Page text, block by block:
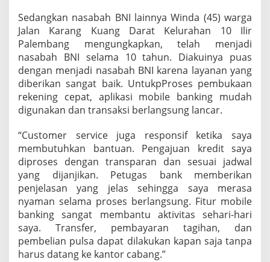
Sedangkan nasabah BNI lainnya Winda (45) warga
Jalan Karang Kuang Darat Kelurahan 10 Ilir
Palembang mengungkapkan, telah menjadi
nasabah BNI selama 10 tahun. Diakuinya puas
dengan menjadi nasabah BNI karena layanan yang
diberikan sangat baik. UntukpProses pembukaan
rekening cepat, aplikasi mobile banking mudah
digunakan dan transaksi berlangsung lancar.
“Customer service juga responsif ketika saya
membutuhkan bantuan. Pengajuan kredit saya
diproses dengan transparan dan sesuai jadwal
yang dijanjikan. Petugas bank memberikan
penjelasan yang jelas sehingga saya merasa
nyaman selama proses berlangsung. Fitur mobile
banking sangat membantu aktivitas sehari-hari
saya. Transfer, pembayaran tagihan, dan
pembelian pulsa dapat dilakukan kapan saja tanpa
harus datang ke kantor cabang.”